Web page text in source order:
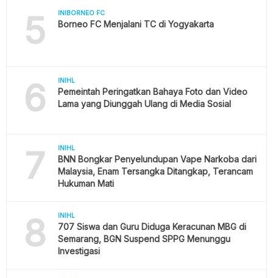
5 INIBORNEO FC
Borneo FC Menjalani TC di Yogyakarta
6 INIHL
Pemeintah Peringatkan Bahaya Foto dan Video
Lama yang Diunggah Ulang di Media Sosial
7 INIHL
BNN Bongkar Penyelundupan Vape Narkoba dari
Malaysia, Enam Tersangka Ditangkap, Terancam
Hukuman Mati
8 INIHL
707 Siswa dan Guru Diduga Keracunan MBG di
Semarang, BGN Suspend SPPG Menunggu
Investigasi